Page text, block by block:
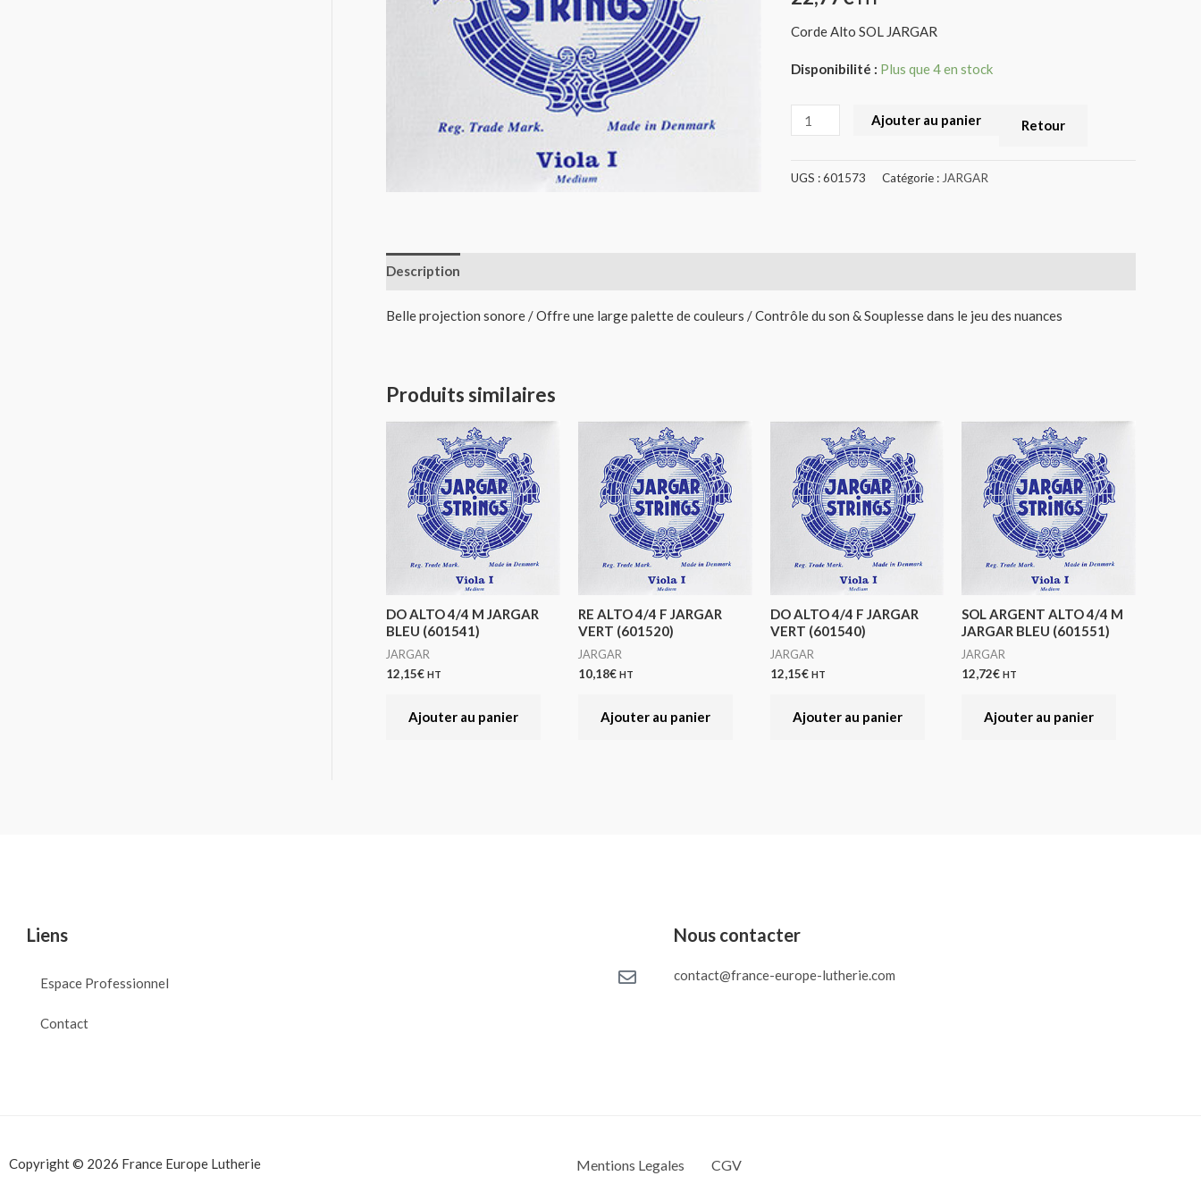
Corde Alto SOL JARGAR
Disponibilité : Plus que 4 en stock
Ajouter au panier Retour
UGS :601573 Catégorie : JARGAR
Description
Belle projection sonore / Offre une large palette de couleurs / Contrôle du son & Souplesse dans le jeu des nuances
Produits similaires
DO ALTO 4/4 M JARGAR
BLEU (601541)
JARGAR
12,15€ HT
Ajouter au panier
RE ALTO 4/4 F JARGAR
VERT (601520)
JARGAR
10,18€ HT
Ajouter au panier
DO ALTO 4/4 F JARGAR
VERT (601540)
JARGAR
12,15€ HT
Ajouter au panier
SOL ARGENT ALTO 4/4 M
JARGAR BLEU (601551)
JARGAR
12,72€ HT
Ajouter au panier
Liens
Espace Professionnel
Contact
Nous contacter
contact@france-europe-lutherie.com
Copyright © 2026 France Europe Lutherie Mentions Legales CGV